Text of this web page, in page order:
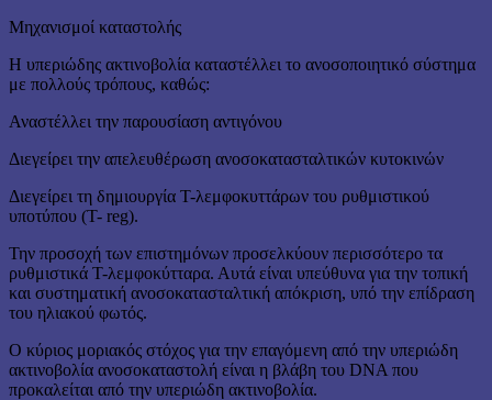
Μηχανισμοί καταστολής
Η υπεριώδης ακτινοβολία καταστέλλει το ανοσοποιητικό σύστημα
με πολλούς τρόπους, καθώς:
Αναστέλλει την παρουσίαση αντιγόνου
Διεγείρει την απελευθέρωση ανοσοκατασταλτικών κυτοκινών
Διεγείρει τη δημιουργία T-λεμφοκυττάρων του ρυθμιστικού
υποτύπου (T- reg).
Την προσοχή των επιστημόνων προσελκύουν περισσότερο τα
ρυθμιστικά Τ-λεμφοκύτταρα. Αυτά είναι υπεύθυνα για την τοπική
και συστηματική ανοσοκατασταλτική απόκριση, υπό την επίδραση
του ηλιακού φωτός.
Ο κύριος μοριακός στόχος για την επαγόμενη από την υπεριώδη
ακτινοβολία ανοσοκαταστολή είναι η βλάβη του DNA που
προκαλείται από την υπεριώδη ακτινοβολία.